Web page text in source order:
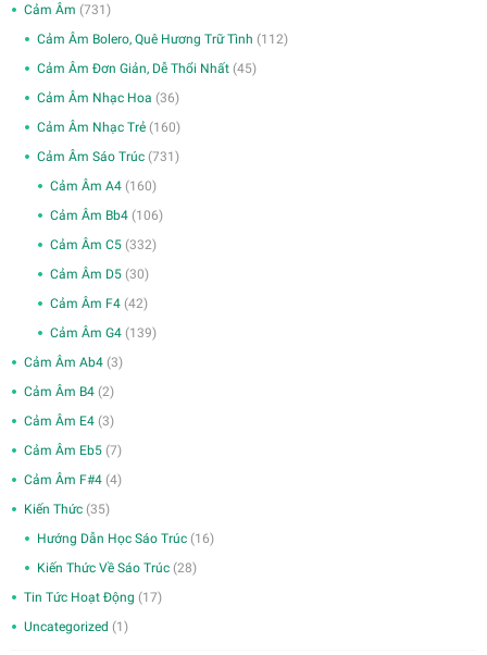
Cảm Âm (731)
Cảm Âm Bolero, Quê Hương Trữ Tình (112)
Cảm Âm Đơn Giản, Dễ Thổi Nhất (45)
Cảm Âm Nhạc Hoa (36)
Cảm Âm Nhạc Trẻ (160)
Cảm Âm Sáo Trúc (731)
Cảm Âm A4 (160)
Cảm Âm Bb4 (106)
Cảm Âm C5 (332)
Cảm Âm D5 (30)
Cảm Âm F4 (42)
Cảm Âm G4 (139)
Cảm Âm Ab4 (3)
Cảm Âm B4 (2)
Cảm Âm E4 (3)
Cảm Âm Eb5 (7)
Cảm Âm F#4 (4)
Kiến Thức (35)
Hướng Dẫn Học Sáo Trúc (16)
Kiến Thức Về Sáo Trúc (28)
Tin Tức Hoạt Động (17)
Uncategorized (1)